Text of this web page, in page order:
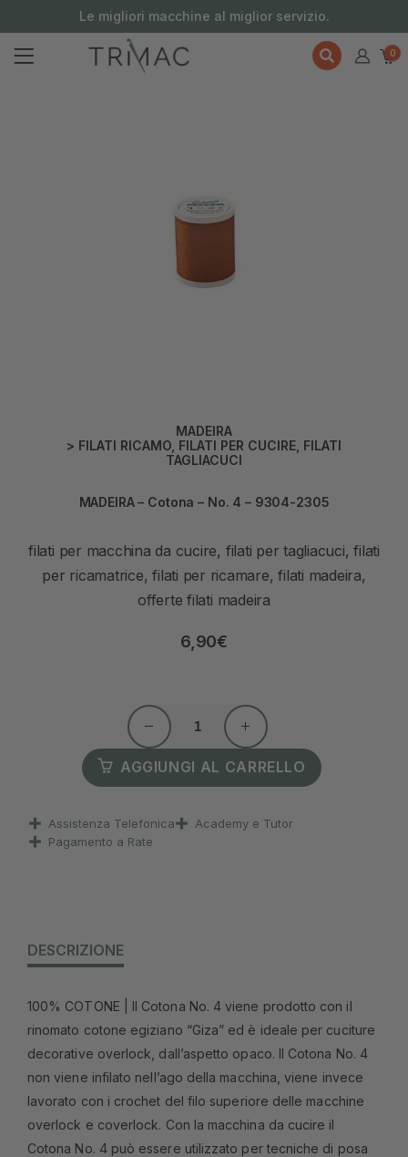
Le migliori macchine al miglior servizio.
0
MADEIRA
> FILATI RICAMO FILATI PER CUCIRE FILATI
TAGLIACUCI
MADEIRA – Cotona – No. 4 – 9304-2305
filati per macchina da cucire, filati per tagliacuci, filati
per ricamatrice, filati per ricamare, filati madeira,
offerte filati madeira
6,90€
AGGIUNGI AL CARRELLO
Assistenza Telefonica
Academy e Tutor
Pagamento a Rate
DESCRIZIONE
100% COTONE | Il Cotona No. 4 viene prodotto con il
rinomato cotone egiziano “Giza” ed è ideale per cuciture
decorative overlock, dall’aspetto opaco. Il Cotona No. 4
non viene infilato nell’ago della macchina, viene invece
lavorato con i crochet del filo superiore delle macchine
overlock e coverlock. Con la macchina da cucire il
Cotona No. 4 può essere utilizzato per tecniche di posa